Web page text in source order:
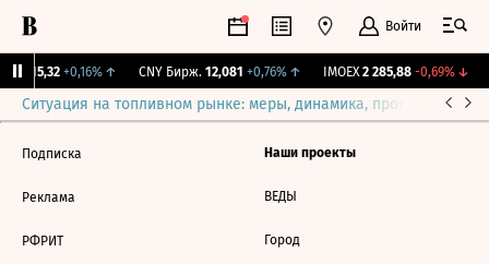
Войти
115,32 +0,16%↑ CNY Бирж. 12,081 +0,76%↑ IMOEX 2 285,88 -0,69%↓
Ситуация на топливном рынке: меры, динамика, прогнозы
Подписка
Реклама
РФРИТ
Наши проекты
ВЕДЫ
Город